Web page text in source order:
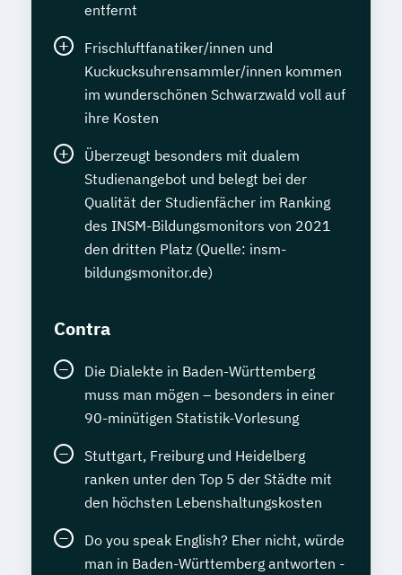
entfernt
Frischluftfanatiker/innen und
Kuckucksuhrensammler/innen kommen
im wunderschönen Schwarzwald voll auf
ihre Kosten
Überzeugt besonders mit dualem
Studienangebot und belegt bei der
Qualität der Studienfächer im Ranking
des INSM-Bildungsmonitors von 2021
den dritten Platz (Quelle: insm-
bildungsmonitor.de)
Contra
Die Dialekte in Baden-Württemberg
muss man mögen – besonders in einer
90-minütigen Statistik-Vorlesung
Stuttgart, Freiburg und Heidelberg
ranken unter den Top 5 der Städte mit
den höchsten Lebenshaltungskosten
Do you speak English? Eher nicht, würde
man in Baden-Württemberg antworten -